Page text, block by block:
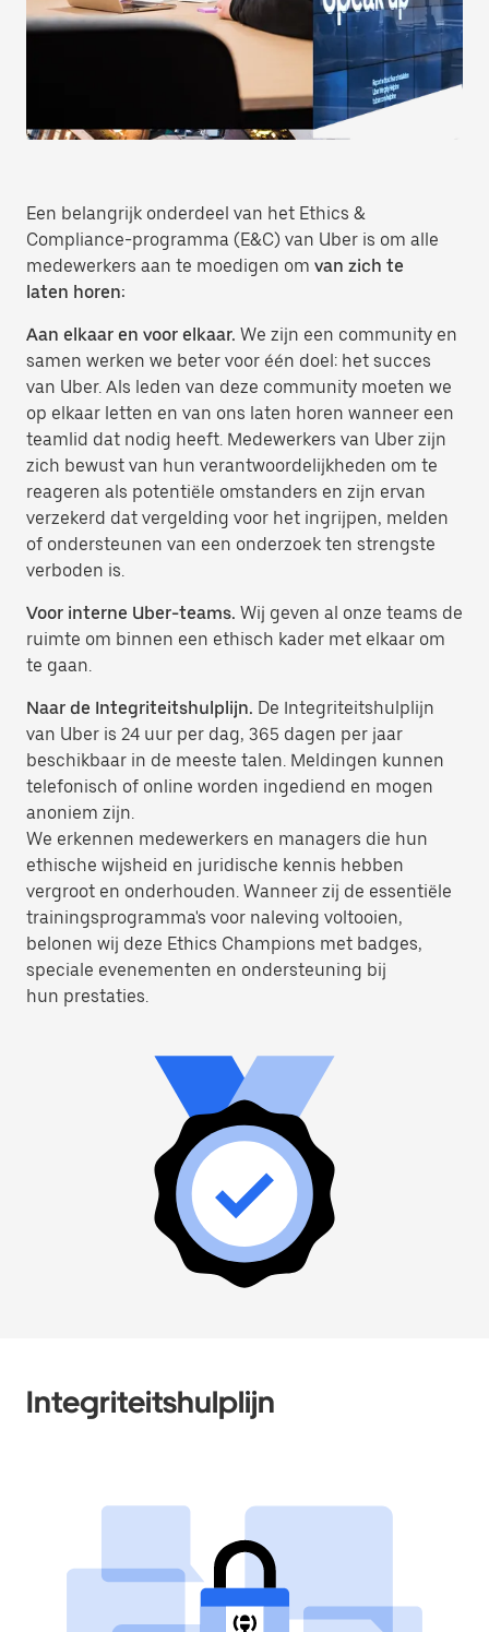
Een belangrijk onderdeel van het Ethics &
Compliance-programma (E&C) van Uber is om alle
medewerkers aan te moedigen om van zich te
laten horen:
Aan elkaar en voor elkaar. We zijn een community en
samen werken we beter voor één doel: het succes
van Uber. Als leden van deze community moeten we
op elkaar letten en van ons laten horen wanneer een
teamlid dat nodig heeft. Medewerkers van Uber zijn
zich bewust van hun verantwoordelijkheden om te
reageren als potentiële omstanders en zijn ervan
verzekerd dat vergelding voor het ingrijpen, melden
of ondersteunen van een onderzoek ten strengste
verboden is.
Voor interne Uber-teams. Wij geven al onze teams de
ruimte om binnen een ethisch kader met elkaar om
te gaan.
Naar de Integriteitshulplijn. De Integriteitshulplijn
van Uber is 24 uur per dag, 365 dagen per jaar
beschikbaar in de meeste talen. Meldingen kunnen
telefonisch of online worden ingediend en mogen
anoniem zijn.
We erkennen medewerkers en managers die hun
ethische wijsheid en juridische kennis hebben
vergroot en onderhouden. Wanneer zij de essentiële
trainingsprogramma's voor naleving voltooien,
belonen wij deze Ethics Champions met badges,
speciale evenementen en ondersteuning bij
hun prestaties.
Integriteitshulplijn